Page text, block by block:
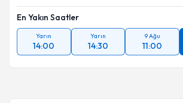
En Yakın Saatler
Yarın
14:00
Yarın
14:30
9 Ağu
11:00